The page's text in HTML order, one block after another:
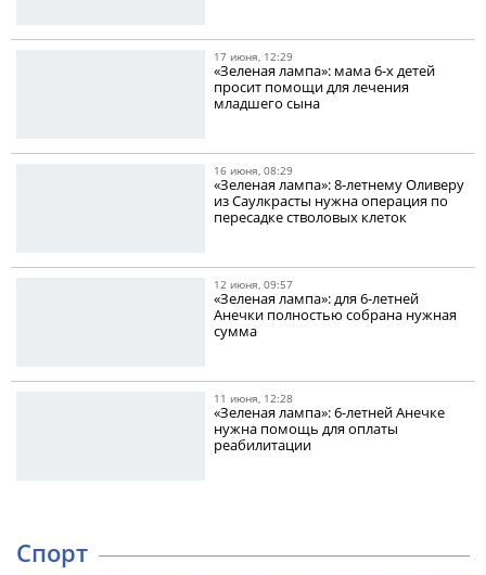
17 июня, 12:29
«Зеленая лампа»: мама 6-х детей
просит помощи для лечения
младшего сына
16 июня, 08:29
«Зеленая лампа»: 8-летнему Оливеру
из Саулкрасты нужна операция по
пересадке стволовых клеток
12 июня, 09:57
«Зеленая лампа»: для 6-летней
Анечки полностью собрана нужная
сумма
11 июня, 12:28
«Зеленая лампа»: 6-летней Анечке
нужна помощь для оплаты
реабилитации
Спорт